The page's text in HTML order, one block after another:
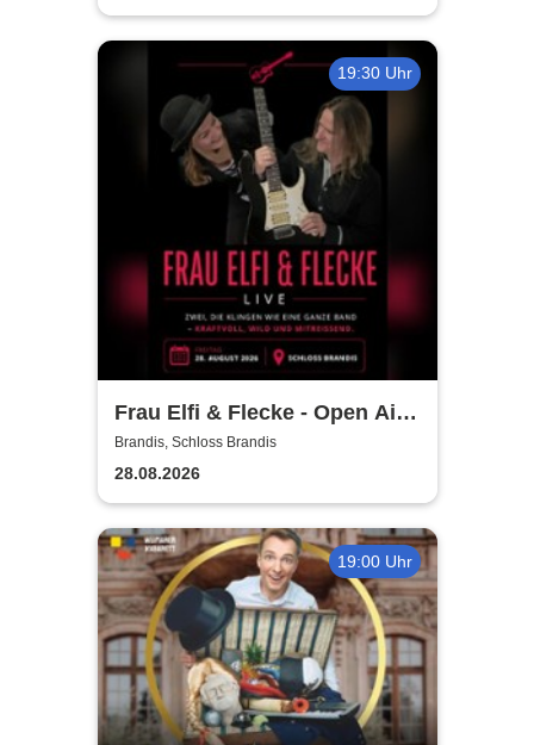
19:30 Uhr
Frau Elfi & Flecke - Open Air
Konzert
Brandis, Schloss Brandis
28.08.2026
19:00 Uhr